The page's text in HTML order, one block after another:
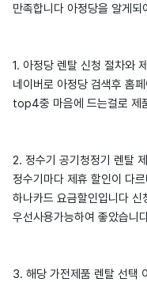
만족합니다 아정당을 알게되
1. 아정당 렌탈 신청 절차와
네이버로 아정당 검색후 홈
top4중 마음에 드는걸로 제
2. 정수기 공기청정기 렌탈
정수기마다 제휴 할인이 다
하나카드 요금할인입니다
우선사용가능하여 좋았습니
3. 해당 가전제품 렌탈 선택